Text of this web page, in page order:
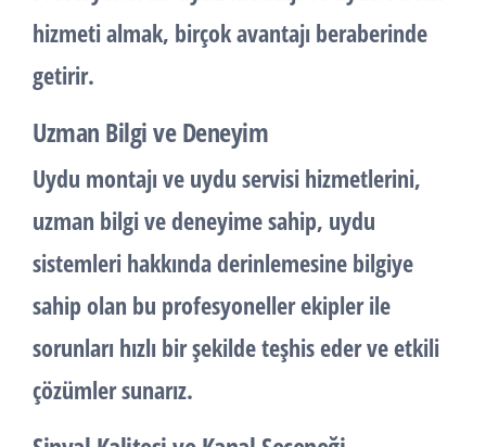
hizmeti almak, birçok avantajı beraberinde
getirir.
Uzman Bilgi ve Deneyim
Uydu montajı ve uydu servisi hizmetlerini,
uzman bilgi ve deneyime sahip, uydu
sistemleri hakkında derinlemesine bilgiye
sahip olan bu profesyoneller ekipler ile
sorunları hızlı bir şekilde teşhis eder ve etkili
çözümler sunarız.